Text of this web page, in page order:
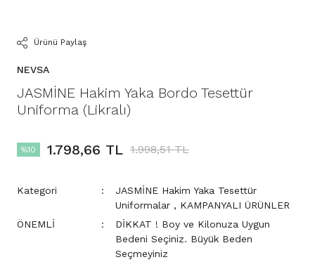
Ürünü Paylaş
NEVSA
JASMİNE Hakim Yaka Bordo Tesettür
Uniforma (Likralı)
%10 1.798,66 TL 1.998,51 TL
Kategori
JASMİNE Hakim Yaka Tesettür
Uniformalar , KAMPANYALI ÜRÜNLER
ÖNEMLİ
DİKKAT ! Boy ve Kilonuza Uygun
Bedeni Seçiniz. Büyük Beden
Seçmeyiniz